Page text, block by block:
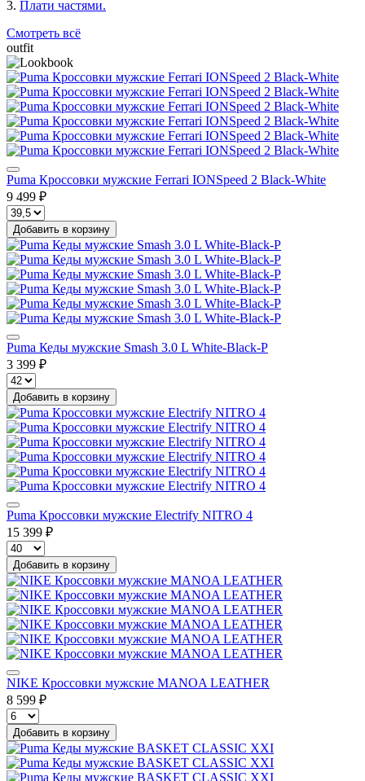
3. Плати частями.
Смотреть всё
outfit
Puma Кроссовки мужские Ferrari IONSpeed 2 Black-White
9 499 ₽
Добавить в корзину
Puma Кеды мужские Smash 3.0 L White-Black-P
3 399 ₽
Добавить в корзину
Puma Кроссовки мужские Electrify NITRO 4
15 399 ₽
Добавить в корзину
NIKE Кроссовки мужские MANOA LEATHER
8 599 ₽
Добавить в корзину